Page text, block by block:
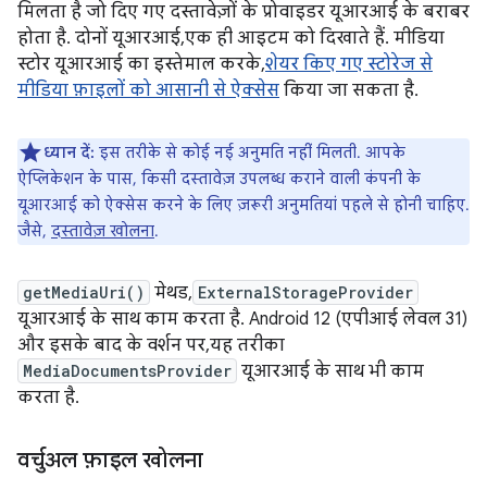
मिलता है जो दिए गए दस्तावेज़ों के प्रोवाइडर यूआरआई के बराबर
होता है. दोनों यूआरआई, एक ही आइटम को दिखाते हैं. मीडिया
स्टोर यूआरआई का इस्तेमाल करके,शेयर किए गए स्टोरेज से
मीडिया फ़ाइलों को आसानी से ऐक्सेस किया जा सकता है.
ध्यान दें: इस तरीके से कोई नई अनुमति नहीं मिलती. आपके
ऐप्लिकेशन के पास, किसी दस्तावेज़ उपलब्ध कराने वाली कंपनी के
यूआरआई को ऐक्सेस करने के लिए ज़रूरी अनुमतियां पहले से होनी चाहिए.
जैसे, दस्तावेज़ खोलना.
getMediaUri() मेथड, ExternalStorageProvider
यूआरआई के साथ काम करता है. Android 12 (एपीआई लेवल 31)
और इसके बाद के वर्शन पर, यह तरीका
MediaDocumentsProvider यूआरआई के साथ भी काम
करता है.
वर्चुअल फ़ाइल खोलना